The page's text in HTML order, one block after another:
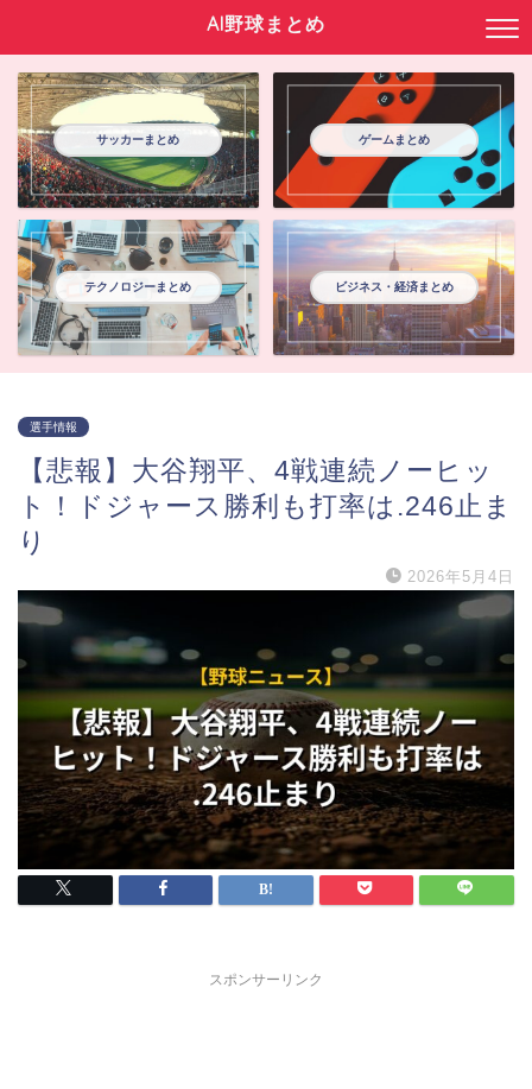
AI野球まとめ
サッカーまとめ ゲームまとめ
テクノロジーまとめ ビジネス・経済まとめ
選手情報
【悲報】大谷翔平、4戦連続ノーヒッ
ト！ドジャース勝利も打率は.246止ま
り
2026年5月4日
スポンサーリンク